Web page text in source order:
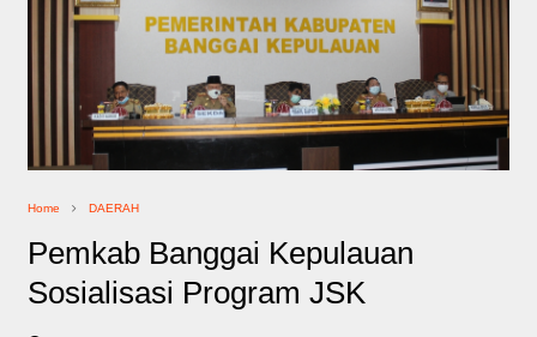
Home DAERAH
Pemkab Banggai Kepulauan
Sosialisasi Program JSK